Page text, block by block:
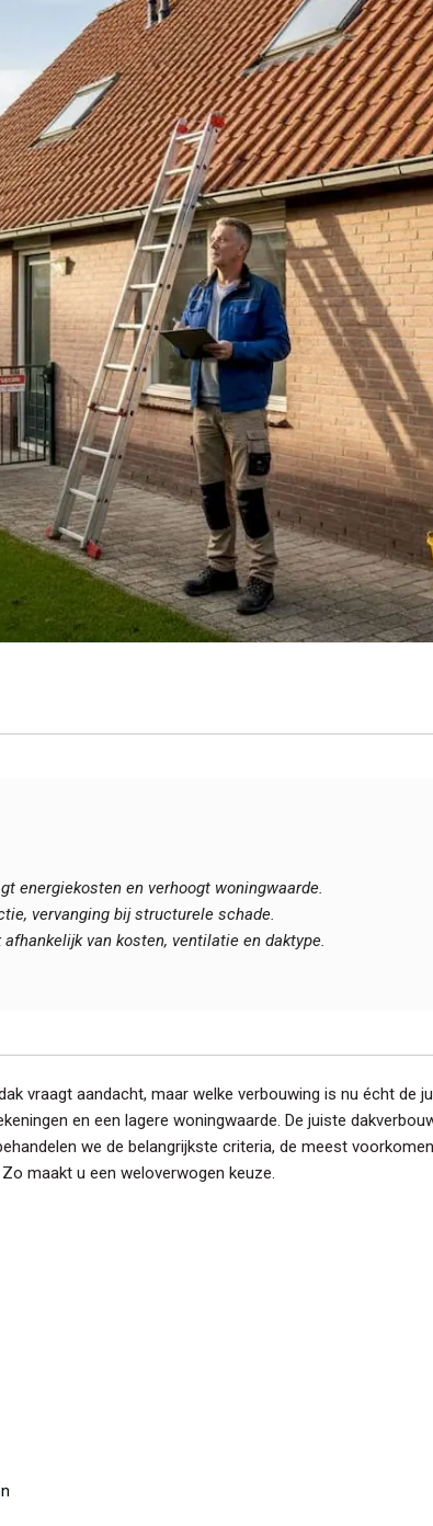
energiekosten en verhoogt woningwaarde.
vervanging bij structurele schade.
van kosten, ventilatie en daktype.
vraagt aandacht, maar welke verbouwing is nu écht de
en een lagere woningwaarde. De juiste
we de belangrijkste criteria, de meest
maakt u een weloverwogen keuze.